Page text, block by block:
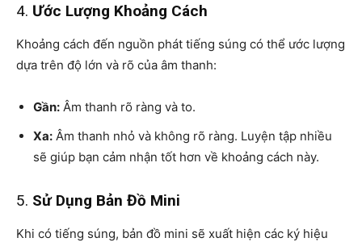
4. Ước Lượng Khoảng Cách
Khoảng cách đến nguồn phát tiếng súng có thể ước lượng
dựa trên độ lớn và rõ của âm thanh:
Gần: Âm thanh rõ ràng và to.
Xa: Âm thanh nhỏ và không rõ ràng. Luyện tập nhiều
sẽ giúp bạn cảm nhận tốt hơn về khoảng cách này.
5. Sử Dụng Bản Đồ Mini
Khi có tiếng súng, bản đồ mini sẽ xuất hiện các ký hiệu